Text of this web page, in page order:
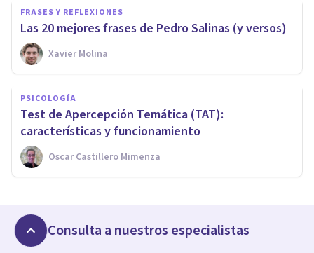
FRASES Y REFLEXIONES
Las 20 mejores frases de Pedro Salinas (y versos)
Xavier Molina
PSICOLOGÍA
Test de Apercepción Temática (TAT):
características y funcionamiento
Oscar Castillero Mimenza
Consulta a nuestros especialistas